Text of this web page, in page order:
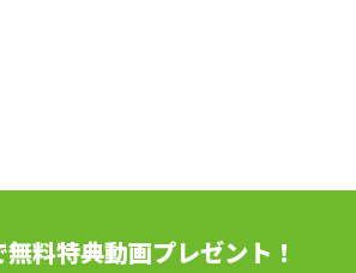
料特典動画プレゼント！